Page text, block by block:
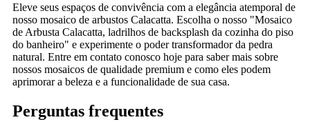
Eleve seus espaços de convivência com a elegância atemporal de
nosso mosaico de arbustos Calacatta. Escolha o nosso "Mosaico
de Arbusta Calacatta, ladrilhos de backsplash da cozinha do piso
do banheiro" e experimente o poder transformador da pedra
natural. Entre em contato conosco hoje para saber mais sobre
nossos mosaicos de qualidade premium e como eles podem
aprimorar a beleza e a funcionalidade de sua casa.
Perguntas frequentes